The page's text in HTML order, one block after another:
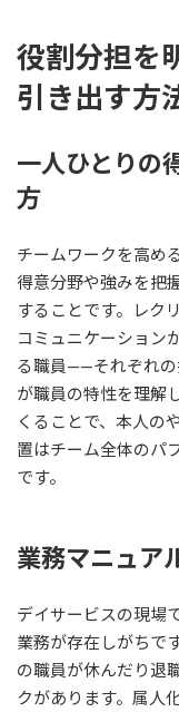
役割分担を
引き出す方
一人ひとりの
方
チームワークを高め
得意分野や強みを把
することです。レク
コミュニケーション
る職員——それぞれの
が職員の特性を理解
くることで、本人の
置はチーム全体のパ
です。
業務マニュア
デイサービスの現場
業務が存在しがちで
の職員が休んだり退
クがあります。属人